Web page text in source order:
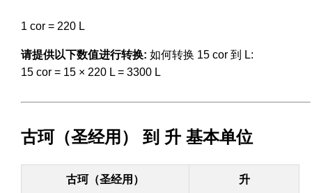
1 cor = 220 L
请提供以下数值进行转换: 如何转换 15 cor 到 L:
15 cor = 15 × 220 L = 3300 L
古珂（圣经用） 到 升 基本单位
古珂（圣经用） 升